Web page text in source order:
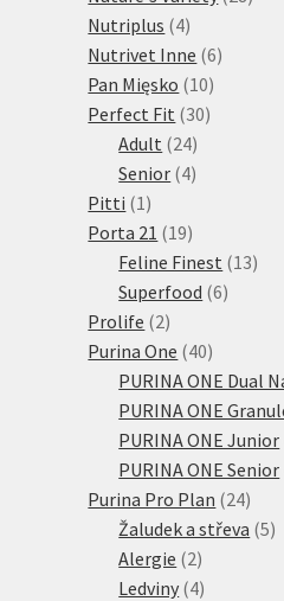
Nutriplus 44
produkty
Nutrivet Inne 66
Pan Mięsko 1010
produktů
Perfect Fit 3030
Adult 2424
produktů
Senior 44
Pitti 1 1
produkt
Porta 21 1919
produktů
Feline Finest 1313
Superfood 66
Prolife 22
produkty
Purina One 4040
produktů
PURINA ONE Dual
PURINA ONE
PURINA ONE Junior
PURINA ONE Senior
Purina Pro Plan 2424
Žaludek a střeva 55
Alergie 22
produkty
Ledviny 44